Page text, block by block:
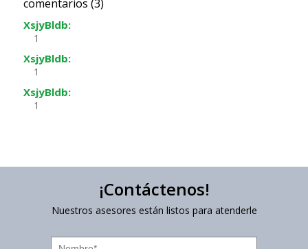
comentarios (3)
XsjyBldb:
1
XsjyBldb:
1
XsjyBldb:
1
¡Contáctenos!
Nuestros asesores están listos para atenderle